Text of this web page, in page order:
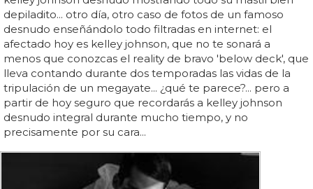
depiladito... otro día, otro caso de fotos de un famoso
desnudo enseñándolo todo filtradas en internet: el
afectado hoy es kelley johnson, que no te sonará a
menos que conozcas el reality de bravo 'below deck', que
lleva contando durante dos temporadas las vidas de la
tripulación de un megayate... ¿qué te parece?... pero a
partir de hoy seguro que recordarás a kelley johnson
desnudo integral durante mucho tiempo, y no
precisamente por su cara...